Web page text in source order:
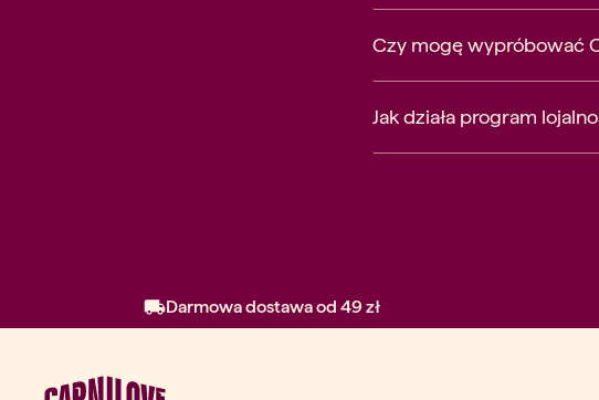
Czy mogę wypróbować
Jak działa program
Darmowa dostawa od 49 zł